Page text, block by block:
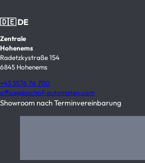
🇩🇪 DE
Zentrale
Hohenems
Radetzkystraße 154
6845 Hohenems
+43 5576 76 700
office@bischof-automaten.com
Showroom nach Terminvereinbarung